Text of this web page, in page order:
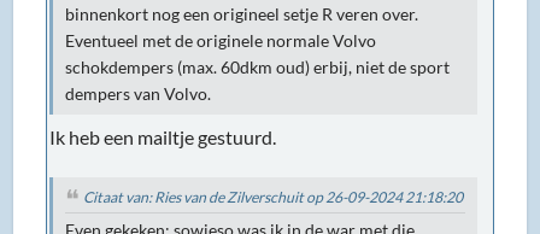
binnenkort nog een origineel setje R veren over.
Eventueel met de originele normale Volvo
schokdempers (max. 60dkm oud) erbij, niet de sport
dempers van Volvo.
Ik heb een mailtje gestuurd.
Citaat van: Ries van de Zilverschuit op 26-09-2024 21:18:20